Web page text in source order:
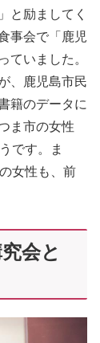
と励ましてく
事会で「鹿児
ていました。
、鹿児島市民
籍のデータに
ま市の女性
です。ま
女性も、前
会と